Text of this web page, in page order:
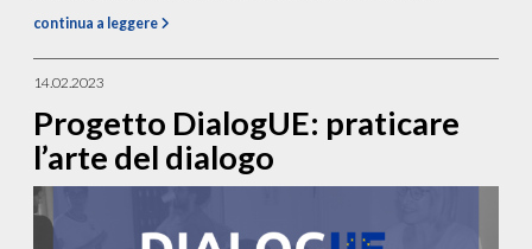
continua a leggere
14.02.2023
Progetto DialogUE: praticare
l’arte del dialogo